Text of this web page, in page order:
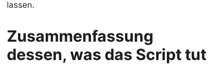
lassen.
Zusammenfassung
dessen, was das Script tut